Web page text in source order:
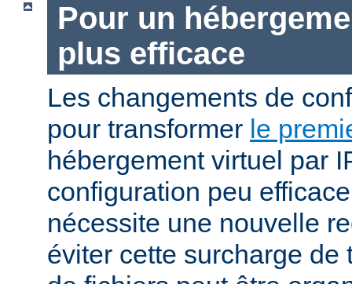
Pour un
plus efficace
Les changements de
pour transformer le
hébergement virtuel par
configuration peu
nécessite une nouvelle
éviter cette surcharge de